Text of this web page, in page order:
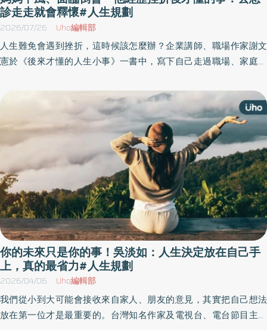
診走走就會釋懷#人生規劃
2026/07/26 Uho編輯部
人生難免會遇到挫折，這時候該怎麼辦？企業講師、職場作家謝文
憲於《後來才懂的人生小事》一書中，寫下自己走過職場、家庭、
常小事出發：如何不留遺憾地活、如何勇敢走出舒適圈、如何持續
往前、如何把自己的好分享給別人，重新找回人生最踏實的力量。
以下為原書摘文：
你的未來只是你的事！吳淡如：人生決定放在自己手
上，真的最省力#人生規劃
2026/04/06 Uho編輯部
我們從小到大可能會接收來自家人、朋友的意見，其實把自己想法
放在第一位才是最重要的。台灣知名作家及電視台、電台節目主持